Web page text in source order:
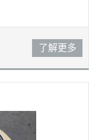
了解更多